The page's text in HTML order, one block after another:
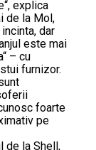
explica
de la Mol,
dar
este mai
– cu
furnizor.
foarte
pe
de la Shell,